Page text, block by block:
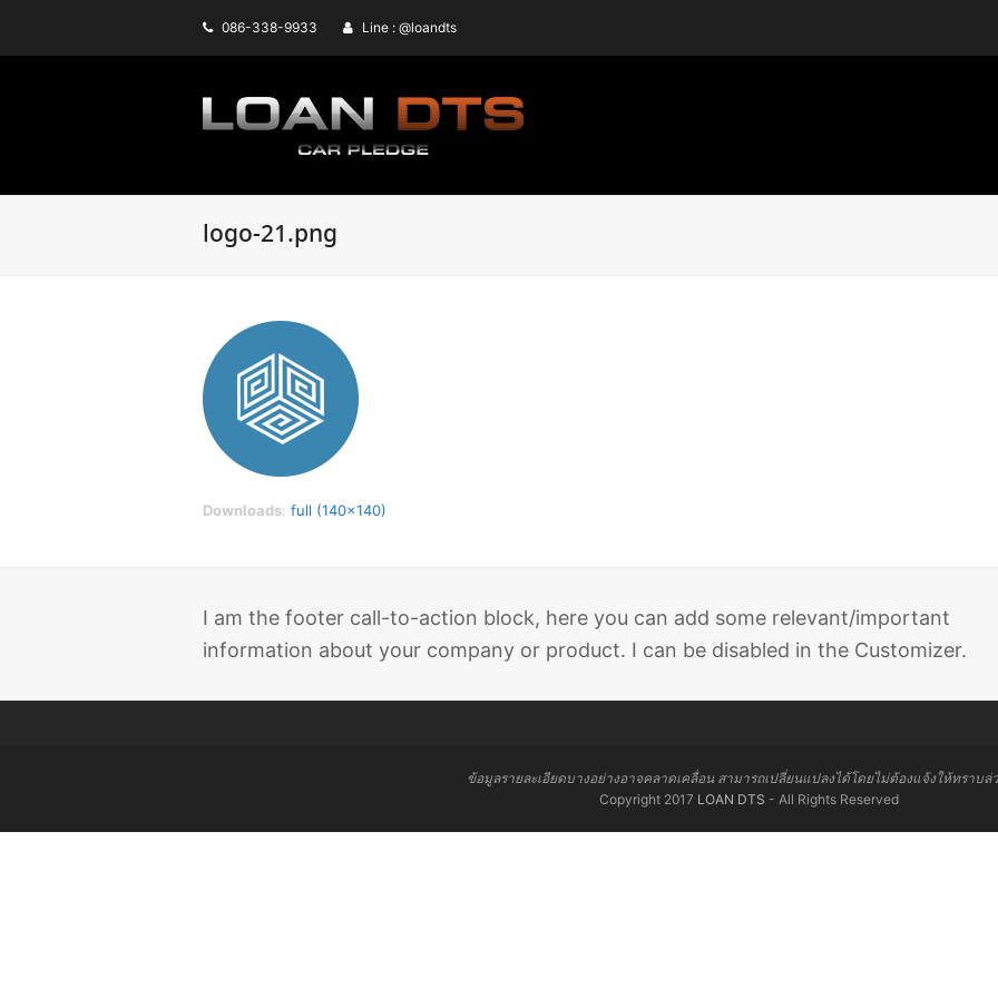
086-338-9933 Line : @loandts
logo-21.png
Downloads: full (140x140)
I am the footer call-to-action block, here you can add some relevant/important
information about your company or product. I can be disabled in the Customizer.
ข้อมูลรายละเอียดบางอย่างอาจคลาดเคลื่อน สามารถเปลี่ยนแปลงได้โดยไม่ต้องแจ้งให้ทราบล่
Copyright 2017 LOAN DTS - All Rights Reserved